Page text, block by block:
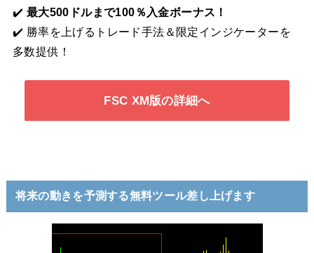
✔️ 最大500ドルまで100％入金ボーナス！
✔️ 勝率を上げるトレード手法＆限定インジケーターを
多数提供！
FSC XM版の詳細へ
将来の動きを予測する無料ツール差し上げます